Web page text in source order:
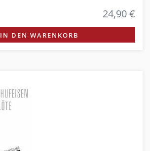
24,90 €
IN DEN WARENKORB